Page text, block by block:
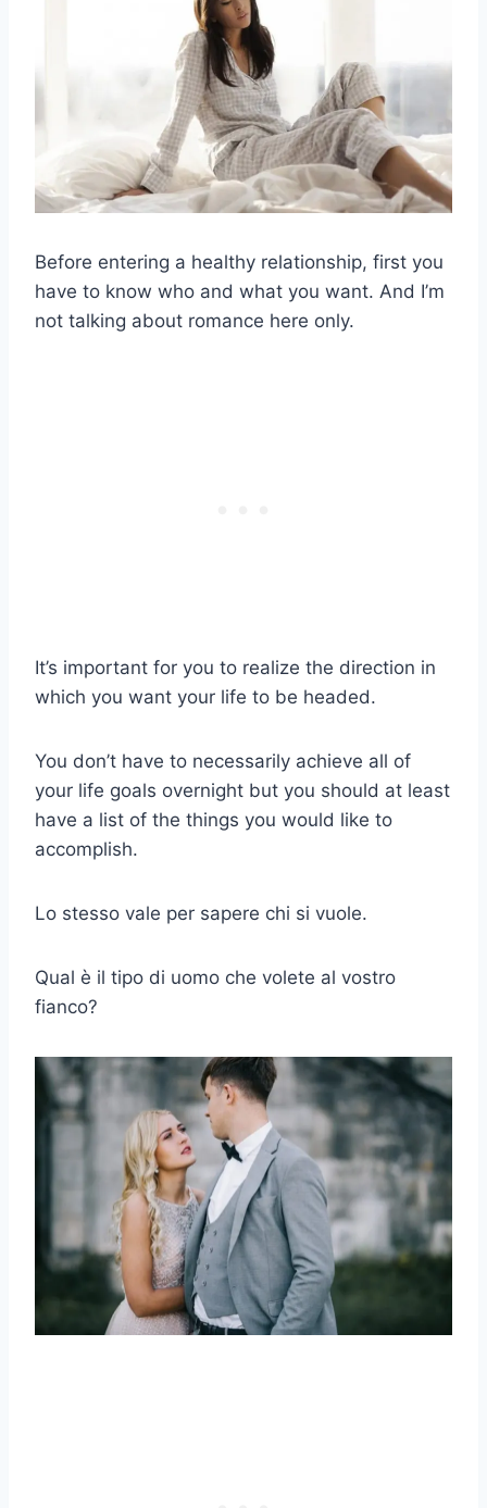
Before entering a healthy relationship, first you
have to know who and what you want. And I’m
not talking about romance here only.
It’s important for you to realize the direction in
which you want your life to be headed.
You don’t have to necessarily achieve all of
your life goals overnight but you should at least
have a list of the things you would like to
accomplish.
Lo stesso vale per sapere chi si vuole.
Qual è il tipo di uomo che volete al vostro
fianco?